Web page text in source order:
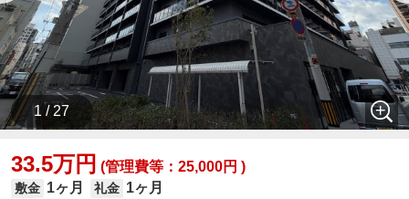
1 / 27
33.5万円 (管理費等：25,000円 )
敷金 1ヶ月 礼金 1ヶ月